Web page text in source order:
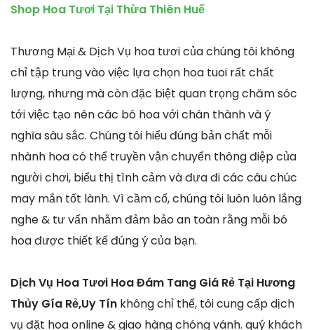
Shop Hoa Tươi Tại Thừa Thiên Huế
Thương Mại & Dịch Vụ hoa tươi của chúng tôi không
chỉ tập trung vào việc lựa chọn hoa tuoi rất chất
lượng, nhưng mà còn đặc biệt quan trọng chăm sóc
tới việc tạo nên các bó hoa với chân thành và ý
nghĩa sâu sắc. Chúng tôi hiểu đúng bản chất mỗi
nhành hoa có thể truyền vận chuyển thông điệp của
người chơi, biểu thị tình cảm và đưa đi các câu chúc
may mắn tốt lành. Vì cầm cố, chúng tôi luôn luôn lắng
nghe & tư vấn nhằm đảm bảo an toàn rằng mỗi bó
hoa được thiết kế đúng ý của bạn.
Dịch Vụ Hoa Tươi Hoa Đám Tang Giá Rẻ Tại Hương
Thủy Gía Rẻ,Uy Tín không chỉ thế, tôi cung cấp dịch
vụ đặt hoa online & giao hàng chóng vánh. quý khách